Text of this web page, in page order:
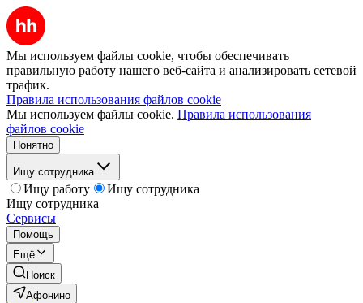
Мы используем файлы cookie, чтобы обеспечивать
правильную работу нашего веб-сайта и анализировать сетевой
трафик.
Правила использования файлов cookie
Мы используем файлы cookie. Правила использования
файлов cookie
Понятно
Ищу сотрудника
Ищу работу
Ищу сотрудника
Ищу сотрудника
Сервисы
Помощь
Ещё
Поиск
Афонино